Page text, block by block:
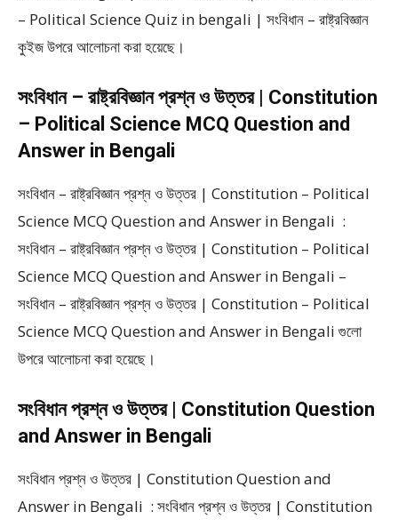
– Political Science Quiz in bengali | সংবিধান – রাষ্ট্রবিজ্ঞান
কুইজ উপরে আলোচনা করা হয়েছে।
সংবিধান – রাষ্ট্রবিজ্ঞান প্রশ্ন ও উত্তর | Constitution
– Political Science MCQ Question and
Answer in Bengali
সংবিধান – রাষ্ট্রবিজ্ঞান প্রশ্ন ও উত্তর | Constitution – Political
Science MCQ Question and Answer in Bengali :
সংবিধান – রাষ্ট্রবিজ্ঞান প্রশ্ন ও উত্তর | Constitution – Political
Science MCQ Question and Answer in Bengali –
সংবিধান – রাষ্ট্রবিজ্ঞান প্রশ্ন ও উত্তর | Constitution – Political
Science MCQ Question and Answer in Bengali গুলো
উপরে আলোচনা করা হয়েছে।
সংবিধান প্রশ্ন ও উত্তর | Constitution Question
and Answer in Bengali
সংবিধান প্রশ্ন ও উত্তর | Constitution Question and
Answer in Bengali : সংবিধান প্রশ্ন ও উত্তর | Constitution